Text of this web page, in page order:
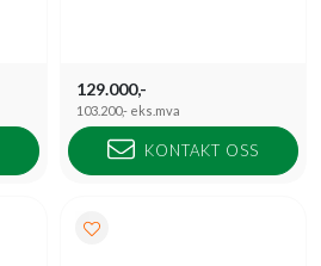
129.000,-
103.200,- eks.mva
KONTAKT OSS